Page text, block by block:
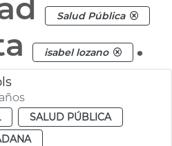
Salud Pública
isabel lozano .
SALUD PÚBLICA